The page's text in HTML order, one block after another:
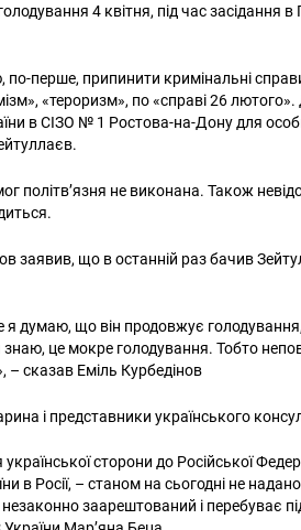
4 квітня, під час засідання
перше, припинити кримінальні
«тероризм», по «справі 26
в СІЗО № 1 Ростова-на-Дону для
політв’язня не виконана. Також
заявив, що в останній раз бачив
я думаю, що він продовжує
це мокре голодування. Тобто
– сказав Еміль Курбедінов
і представники українського
сторони до Російської
в Росії, – станом на сьогодні не
заарештований і перебуває